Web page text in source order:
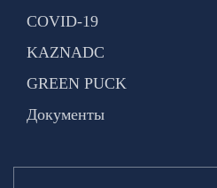
COVID-19
KAZNADC
GREEN PUCK
Документы